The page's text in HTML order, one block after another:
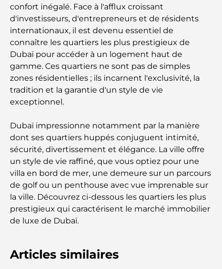
confort inégalé. Face à l'afflux croissant
d'investisseurs, d'entrepreneurs et de résidents
internationaux, il est devenu essentiel de
connaître les quartiers les plus prestigieux de
Dubaï pour accéder à un logement haut de
gamme. Ces quartiers ne sont pas de simples
zones résidentielles ; ils incarnent l'exclusivité, la
tradition et la garantie d'un style de vie
exceptionnel.
Dubaï impressionne notamment par la manière
dont ses quartiers huppés conjuguent intimité,
sécurité, divertissement et élégance. La ville offre
un style de vie raffiné, que vous optiez pour une
villa en bord de mer, une demeure sur un parcours
de golf ou un penthouse avec vue imprenable sur
la ville. Découvrez ci-dessous les quartiers les plus
prestigieux qui caractérisent le marché immobilier
de luxe de Dubaï.
Articles similaires